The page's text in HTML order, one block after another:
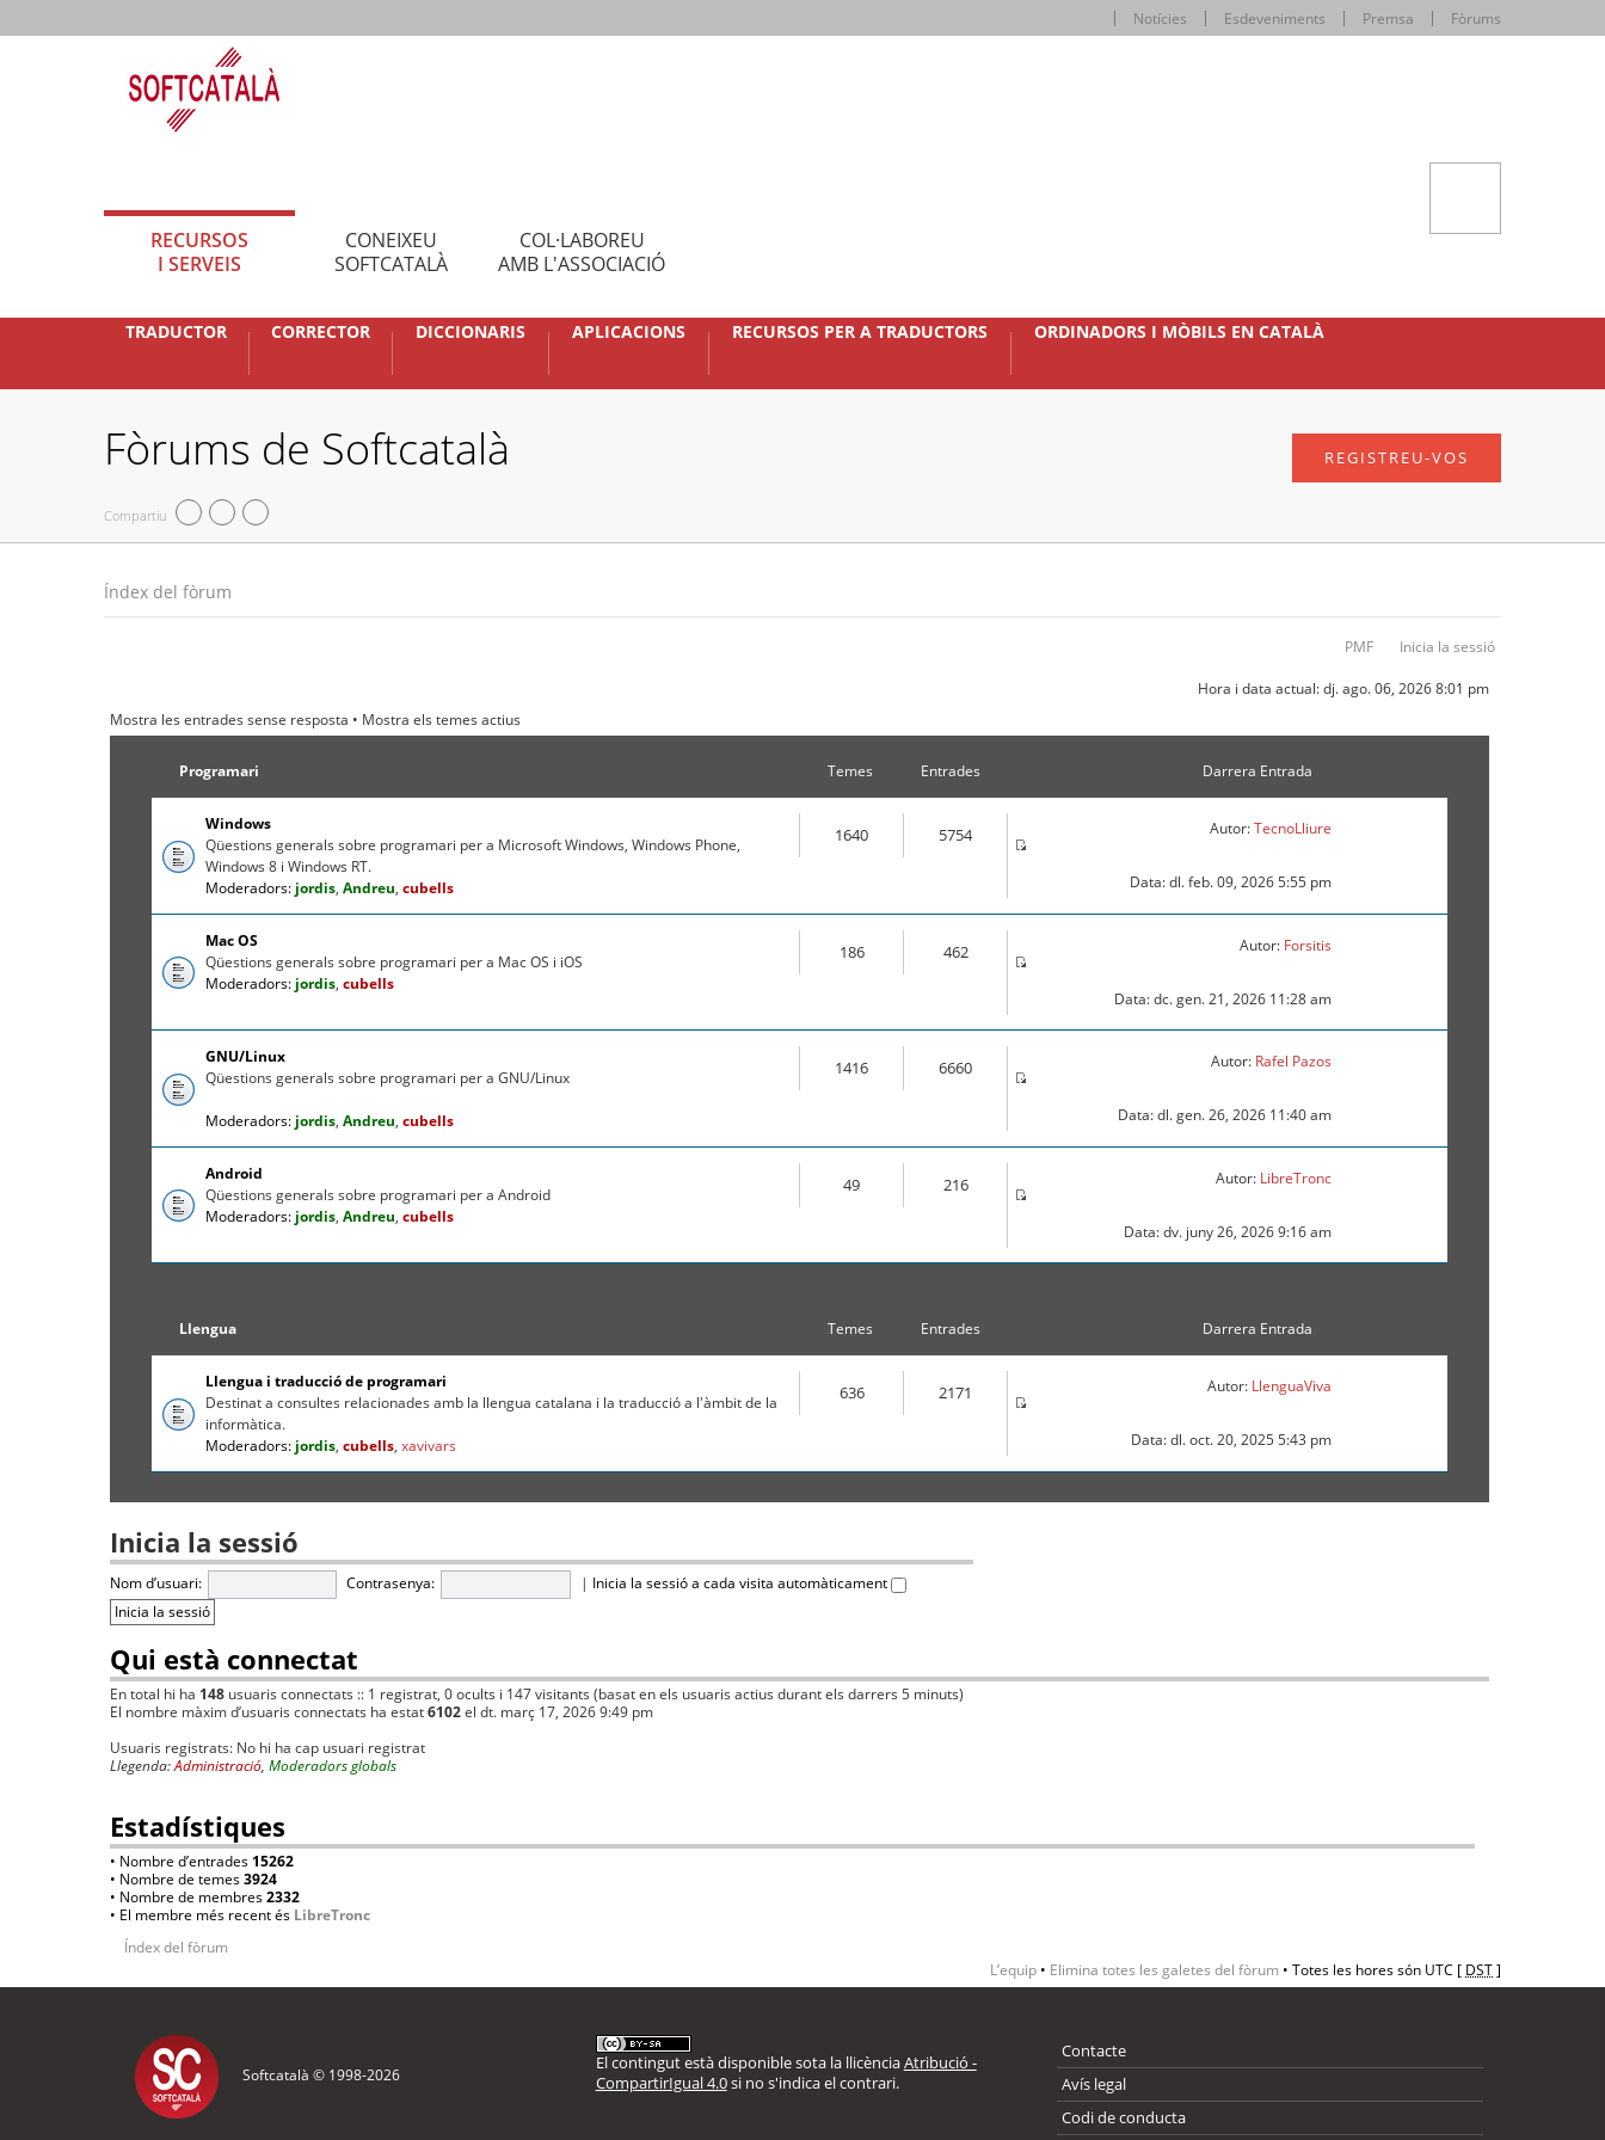
Notícies Esdeveniments Premsa Fòrums
RECURSOS
I SERVEIS
CONEIXEU
SOFTCATALÀ
COL·LABOREU
AMB L'ASSOCIACIÓ
TRADUCTOR CORRECTOR DICCIONARIS APLICACIONS RECURSOS PER A TRADUCTORS ORDINADORS I MÒBILS EN CATALÀ
Fòrums de Softcatalà
Compartiu
REGISTREU-VOS
Índex del fòrum
PMF Inicia la sessió
Hora i data actual: dj. ago. 06, 2026 8:01 pm
Mostra les entrades sense resposta • Mostra els temes actius
Programari Temes Entrades Darrera Entrada
Windows
Qüestions generals sobre programari per a Microsoft Windows, Windows Phone,
Windows 8 i Windows RT.
Moderadors: jordis, Andreu, cubells
1640 5754 Autor:TecnoLliure
Data: dl. feb. 09, 2026 5:55 pm
Mac OS
Qüestions generals sobre programari per a Mac OS i iOS
Moderadors: jordis, cubells
186 462 Autor: Forsitis
Data: dc. gen. 21, 2026 11:28 am
GNU/Linux
Qüestions generals sobre programari per a GNU/Linux
Moderadors: jordis, Andreu, cubells
1416 6660 Autor: Rafel Pazos
Data: dl. gen. 26, 2026 11:40 am
Android
Qüestions generals sobre programari per a Android
Moderadors: jordis, Andreu, cubells
49 216 Autor: LibreTronc
Data: dv. juny 26, 2026 9:16 am
Llengua Temes Entrades Darrera Entrada
Llengua i traducció de programari
Destinat a consultes relacionades amb la llengua catalana i la traducció a l'àmbit de la
informàtica.
Moderadors: jordis, cubells, xavivars
636 2171 Autor: LlenguaViva
Data: dl. oct. 20, 2025 5:43 pm
Inicia la sessió
Nom d’usuari: Contrasenya: | Inicia la sessió a cada visita automàticament
Qui està connectat
En total hi ha 148 usuaris connectats :: 1 registrat, 0 ocults i 147 visitants (basat en els usuaris actius durant els darrers 5 minuts)
El nombre màxim d’usuaris connectats ha estat6102el dt. març 17, 2026 9:49 pm
Usuaris registrats: No hi ha cap usuari registrat
Llegenda:Administració, Moderadors globals
Estadístiques
• Nombre d’entrades 15262
• Nombre de temes3924
• Nombre de membres2332
• El membre més recent és LibreTronc
Índex del fòrum
L’equip • Elimina totes les galetes del fòrum • Totes les hores són UTC [ DST]
Softcatalà © 1998-2026
El contingut està disponible sota la llicènciaAtribució -
CompartirIgual 4.0si no s'indica el contrari.
Contacte
Avís legal
Codi de conducta